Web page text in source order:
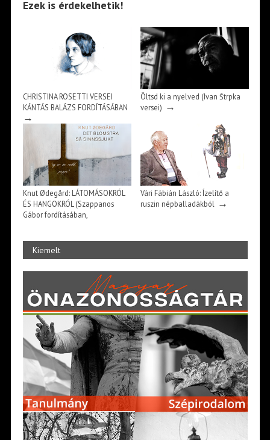
Ezek is érdekelhetik!
CHRISTINA ROSETTI VERSEI
KÁNTÁS BALÁZS FORDÍTÁSÁBAN
→
Öltsd ki a nyelved (Ivan Štrpka
versei) →
Knut Ødegård: LÁTOMÁSOKRÓL
ÉS HANGOKRÓL (Szappanos
Gábor fordításában,
Vári Fábián László: Ízelítő a
ruszin népballadákból→
Kiemelt